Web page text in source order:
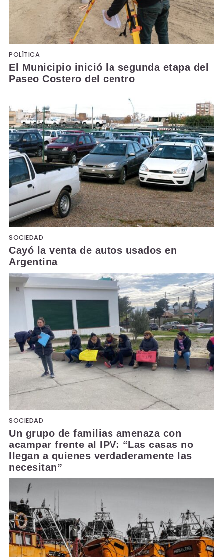
POLÍTICA
El Municipio inició la segunda etapa del
Paseo Costero del centro
SOCIEDAD
Cayó la venta de autos usados en
Argentina
SOCIEDAD
Un grupo de familias amenaza con
acampar frente al IPV: “Las casas no
llegan a quienes verdaderamente las
necesitan”